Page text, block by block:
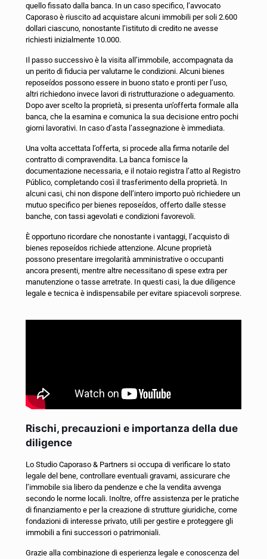
quello fissato dalla banca. In un caso specifico, l’avvocato
Caporaso è riuscito ad acquistare alcuni immobili per soli 2.600
dollari ciascuno, nonostante l’istituto di credito ne avesse
richiesti inizialmente 10.000.
Il passo successivo è la visita all’immobile, accompagnata da
un perito di fiducia per valutarne le condizioni. Alcuni bienes
reposeídos possono essere in buono stato e pronti per l’uso,
altri richiedono invece lavori di ristrutturazione o adeguamento.
Dopo aver scelto la proprietà, si presenta un’offerta formale alla
banca, che la esamina e comunica la sua decisione entro pochi
giorni lavorativi. In caso d’asta l’assegnazione è immediata.
Una volta accettata l’offerta, si procede alla firma notarile del
contratto di compravendita. La banca fornisce la
documentazione necessaria, e il notaio registra l’atto al Registro
Público, completando così il trasferimento della proprietà. In
alcuni casi, chi non dispone dell’intero importo può richiedere un
mutuo specifico per bienes reposeídos, offerto dalle stesse
banche, con tassi agevolati e condizioni favorevoli.
È opportuno ricordare che nonostante i vantaggi, l’acquisto di
bienes reposeídos richiede attenzione. Alcune proprietà
possono presentare irregolarità amministrative o occupanti
ancora presenti, mentre altre necessitano di spese extra per
manutenzione o tasse arretrate. In questi casi, la due diligence
legale e tecnica è indispensabile per evitare spiacevoli sorprese.
Rischi, precauzioni e importanza della due
diligence
Lo Studio Caporaso & Partners si occupa di verificare lo stato
legale del bene, controllare eventuali gravami, assicurare che
l’immobile sia libero da pendenze e che la vendita avvenga
secondo le norme locali. Inoltre, offre assistenza per le pratiche
di finanziamento e per la creazione di strutture giuridiche, come
fondazioni di interesse privato, utili per gestire e proteggere gli
immobili a fini successori o patrimoniali.
Grazie alla combinazione di esperienza legale e conoscenza del